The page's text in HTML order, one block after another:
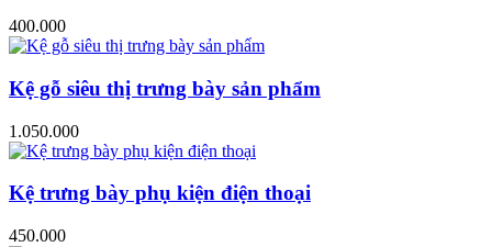
400.000
Kệ gỗ siêu thị trưng bày sản phẩm
1.050.000
Kệ trưng bày phụ kiện điện thoại
450.000